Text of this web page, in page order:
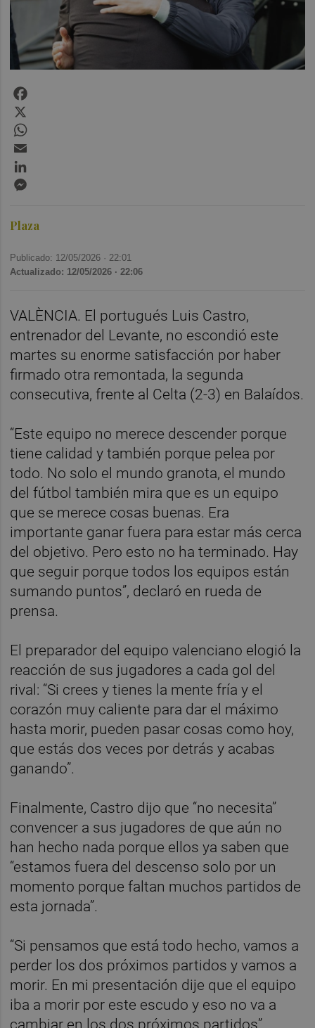
Plaza
Publicado: 12/05/2026 · 22:01
Actualizado: 12/05/2026 · 22:06
VALÈNCIA. El portugués Luis Castro,
entrenador del Levante, no escondió este
martes su enorme satisfacción por haber
firmado otra remontada, la segunda
consecutiva, frente al Celta (2-3) en Balaídos.
“Este equipo no merece descender porque
tiene calidad y también porque pelea por
todo. No solo el mundo granota, el mundo
del fútbol también mira que es un equipo
que se merece cosas buenas. Era
importante ganar fuera para estar más cerca
del objetivo. Pero esto no ha terminado. Hay
que seguir porque todos los equipos están
sumando puntos”, declaró en rueda de
prensa.
El preparador del equipo valenciano elogió la
reacción de sus jugadores a cada gol del
rival: “Si crees y tienes la mente fría y el
corazón muy caliente para dar el máximo
hasta morir, pueden pasar cosas como hoy,
que estás dos veces por detrás y acabas
ganando”.
Finalmente, Castro dijo que “no necesita”
convencer a sus jugadores de que aún no
han hecho nada porque ellos ya saben que
“estamos fuera del descenso solo por un
momento porque faltan muchos partidos de
esta jornada”.
“Si pensamos que está todo hecho, vamos a
perder los dos próximos partidos y vamos a
morir. En mi presentación dije que el equipo
iba a morir por este escudo y eso no va a
cambiar en los dos próximos partidos”,